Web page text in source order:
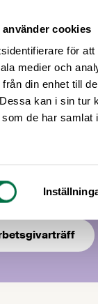
cookies
för
medier och
din enhet till
kan i sin tur
de har
kan vara